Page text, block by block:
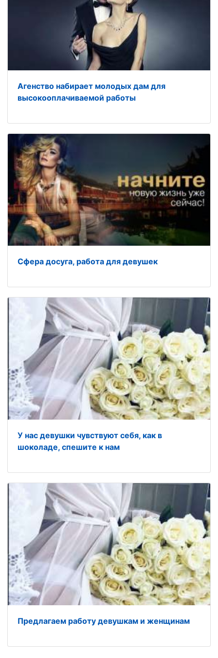
Агенство набирает молодых дам для
высокооплачиваемой работы
Сфера досуга, работа для девушек
У нас девушки чувствуют себя, как в
шоколаде, спешите к нам
Предлагаем работу девушкам и женщинам